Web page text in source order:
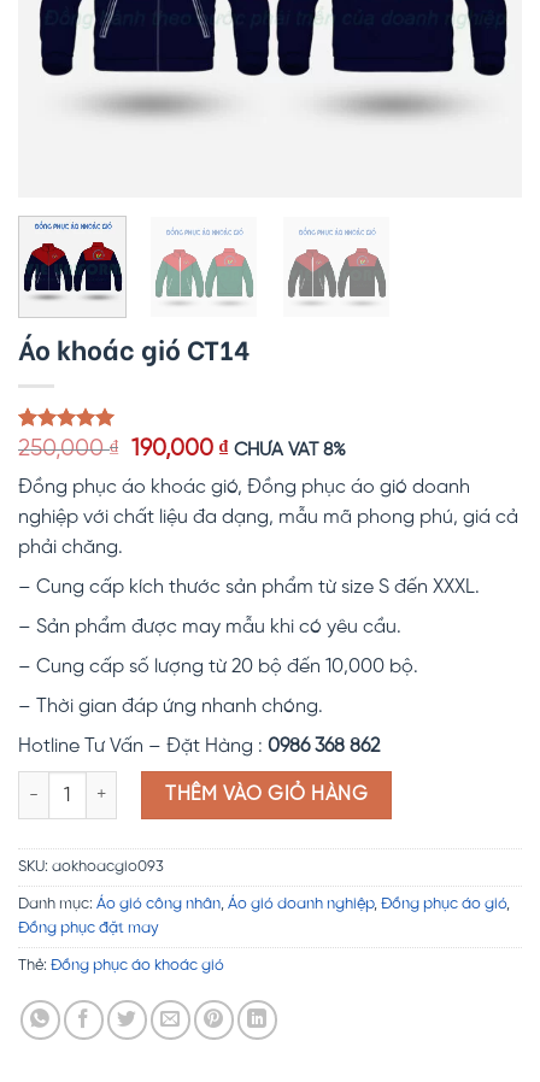
Áo khoác gió CT14
5.00trên 5
dựa trên
1
đánh giá
250,000₫
Giá
là:
250,000 ₫.
190,000 ₫Giá
hiện
tại
là:
CHƯA VAT 8%
Đồng phục áo khoác gió, Đồng phục áo gió doanh
nghiệp với chất liệu đa dạng, mẫu mã phong phú, giá cả
phải chăng.
– Cung cấp kích thước sản phẩm từ size S đến XXXL.
– Sản phẩm được may mẫu khi có yêu cầu.
– Cung cấp số lượng từ 20 bộ đến 10,000 bộ.
– Thời gian đáp ứng nhanh chóng.
Hotline Tư Vấn – Đặt Hàng : 0986 368 862
Áo khoác gió CT14 số lượng
THÊM VÀO GIỎ HÀNG
SKU: aokhoacgio093
Danh mục: Áo gió công nhân, Áo gió doanh nghiệp, Đồng phục áo gió,
Đồng phục đặt may
Thẻ: Đồng phục áo khoác gió